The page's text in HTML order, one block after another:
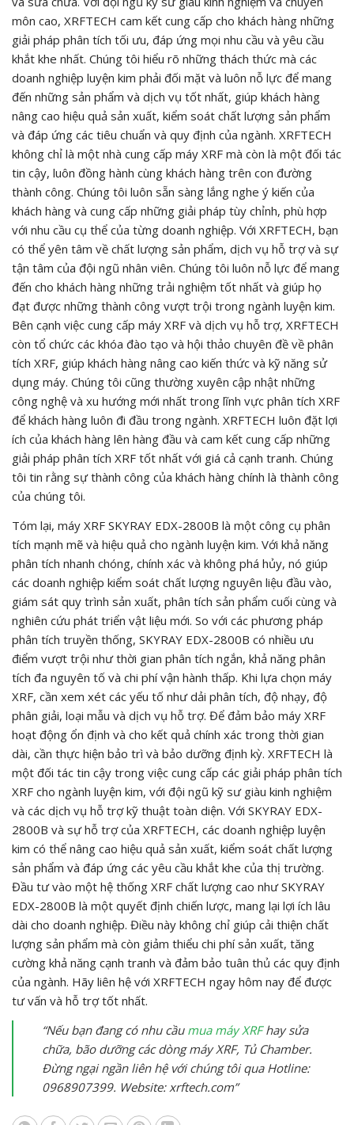
môn cao, XRFTECH cam kết cung cấp cho khách hàng những
giải pháp phân tích tối ưu, đáp ứng mọi nhu cầu và yêu cầu
khắt khe nhất. Chúng tôi hiểu rõ những thách thức mà các
doanh nghiệp luyện kim phải đối mặt và luôn nỗ lực để mang
đến những sản phẩm và dịch vụ tốt nhất, giúp khách hàng
nâng cao hiệu quả sản xuất, kiểm soát chất lượng sản phẩm
và đáp ứng các tiêu chuẩn và quy định của ngành. XRFTECH
không chỉ là một nhà cung cấp máy XRF mà còn là một đối tác
tin cậy, luôn đồng hành cùng khách hàng trên con đường
thành công. Chúng tôi luôn sẵn sàng lắng nghe ý kiến của
khách hàng và cung cấp những giải pháp tùy chỉnh, phù hợp
với nhu cầu cụ thể của từng doanh nghiệp. Với XRFTECH, bạn
có thể yên tâm về chất lượng sản phẩm, dịch vụ hỗ trợ và sự
tận tâm của đội ngũ nhân viên. Chúng tôi luôn nỗ lực để mang
đến cho khách hàng những trải nghiệm tốt nhất và giúp họ
đạt được những thành công vượt trội trong ngành luyện kim.
Bên cạnh việc cung cấp máy XRF và dịch vụ hỗ trợ, XRFTECH
còn tổ chức các khóa đào tạo và hội thảo chuyên đề về phân
tích XRF, giúp khách hàng nâng cao kiến thức và kỹ năng sử
dụng máy. Chúng tôi cũng thường xuyên cập nhật những
công nghệ và xu hướng mới nhất trong lĩnh vực phân tích XRF
để khách hàng luôn đi đầu trong ngành. XRFTECH luôn đặt lợi
ích của khách hàng lên hàng đầu và cam kết cung cấp những
giải pháp phân tích XRF tốt nhất với giá cả cạnh tranh. Chúng
tôi tin rằng sự thành công của khách hàng chính là thành công
của chúng tôi.
Tóm lại, máy XRF SKYRAY EDX-2800B là một công cụ phân
tích mạnh mẽ và hiệu quả cho ngành luyện kim. Với khả năng
phân tích nhanh chóng, chính xác và không phá hủy, nó giúp
các doanh nghiệp kiểm soát chất lượng nguyên liệu đầu vào,
giám sát quy trình sản xuất, phân tích sản phẩm cuối cùng và
nghiên cứu phát triển vật liệu mới. So với các phương pháp
phân tích truyền thống, SKYRAY EDX-2800B có nhiều ưu
điểm vượt trội như thời gian phân tích ngắn, khả năng phân
tích đa nguyên tố và chi phí vận hành thấp. Khi lựa chọn máy
XRF, cần xem xét các yếu tố như dải phân tích, độ nhạy, độ
phân giải, loại mẫu và dịch vụ hỗ trợ. Để đảm bảo máy XRF
hoạt động ổn định và cho kết quả chính xác trong thời gian
dài, cần thực hiện bảo trì và bảo dưỡng định kỳ. XRFTECH là
một đối tác tin cậy trong việc cung cấp các giải pháp phân tích
XRF cho ngành luyện kim, với đội ngũ kỹ sư giàu kinh nghiệm
và các dịch vụ hỗ trợ kỹ thuật toàn diện. Với SKYRAY EDX-
2800B và sự hỗ trợ của XRFTECH, các doanh nghiệp luyện
kim có thể nâng cao hiệu quả sản xuất, kiểm soát chất lượng
sản phẩm và đáp ứng các yêu cầu khắt khe của thị trường.
Đầu tư vào một hệ thống XRF chất lượng cao như SKYRAY
EDX-2800B là một quyết định chiến lược, mang lại lợi ích lâu
dài cho doanh nghiệp. Điều này không chỉ giúp cải thiện chất
lượng sản phẩm mà còn giảm thiểu chi phí sản xuất, tăng
cường khả năng cạnh tranh và đảm bảo tuân thủ các quy định
của ngành. Hãy liên hệ với XRFTECH ngay hôm nay để được
tư vấn và hỗ trợ tốt nhất.
“Nếu bạn đang có nhu cầu mua máy XRFhay sửa
chữa, bão dưỡng các dòng máy XRF, Tủ Chamber.
Đừng ngại ngần liên hệ với chúng tôi qua Hotline:
0968907399. Website: xrftech.com”